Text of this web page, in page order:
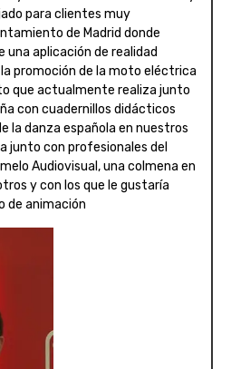
para clientes muy
de Madrid donde
una aplicación de realidad
promoción de la moto eléctrica
que actualmente realiza junto
con cuadernillos didácticos
la danza española en nuestros
junto con profesionales del
Audiovisual, una colmena en
y con los que le gustaría
de animación